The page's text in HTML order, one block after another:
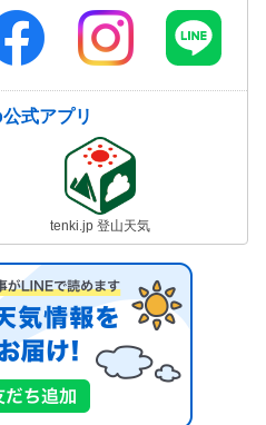
式アプリ
tenki.jp 登山天気